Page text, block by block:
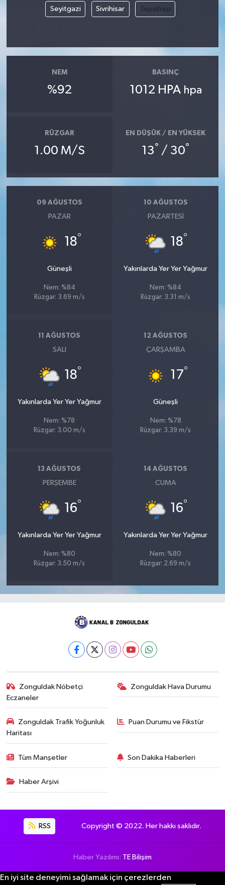
Seyitgazi Sivrihisar Tepebaşı
NEM
%92
BASINÇ
1012 HPA hpa
RÜZGAR
1.00 M/S
EN DÜŞÜK / EN YÜKSEK
13° / 30°
09 AĞUSTOS
PAZAR
18°
Güneşli
Nem: %84
Rüzgar: 3.69 m/s
10 AĞUSTOS
PAZARTESI
18°
Yakınlarda Yer Yer Yağmur
Nem: %84
Rüzgar: 3.31 m/s
11 AĞUSTOS
SALI
18°
Yakınlarda Yer Yer Yağmur
Nem: %78
Rüzgar: 3.00 m/s
12 AĞUSTOS
ÇARŞAMBA
17°
Güneşli
Nem: %78
Rüzgar: 3.39 m/s
13 AĞUSTOS
PERŞEMBE
16°
Yakınlarda Yer Yer Yağmur
Nem: %80
Rüzgar: 3.50 m/s
14 AĞUSTOS
CUMA
16°
Yakınlarda Yer Yer Yağmur
Nem: %80
Rüzgar: 2.69 m/s
Zonguldak Nöbetçi
Eczaneler
Zonguldak Hava Durumu
Zonguldak Trafik Yoğunluk
Haritası
Puan Durumu ve Fikstür
Tüm Manşetler Son Dakika Haberleri
Haber Arşivi
RSS Copyright © 2022. Her hakkı saklıdır.
Haber Yazılımı: TE Bilişim
En iyi site deneyimi sağlamak için çerezlerden